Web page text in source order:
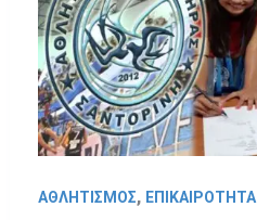
ΑΘΛΗΤΙΣΜΟΣ, ΕΠΙΚΑΙΡΟΤΗΤΑ